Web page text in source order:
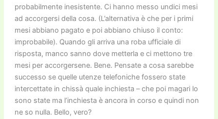
probabilmente inesistente. Ci hanno messo undici mesi
ad accorgersi della cosa. (L’alternativa è che per i primi
mesi abbiano pagato e poi abbiano chiuso il conto:
improbabile). Quando gli arriva una roba ufficiale di
risposta, manco sanno dove metterla e ci mettono tre
mesi per accorgersene. Bene. Pensate a cosa sarebbe
successo se quelle utenze telefoniche fossero state
intercettate in chissà quale inchiesta – che poi magari lo
sono state ma l’inchiesta è ancora in corso e quindi non
ne so nulla. Bello, vero?